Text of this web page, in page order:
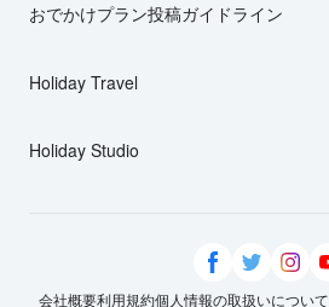
おでかけプラン投稿ガイドライン
Holiday Travel
Holiday Studio
会社概要利用規約個人情報の取扱いについて